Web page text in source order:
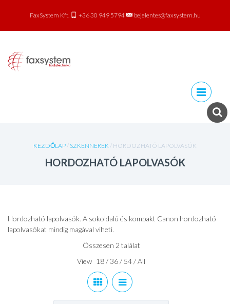
FaxSystem Kft. +36 30 949 5794 bejelentes@faxsystem.hu
Skip to
content
KEZDŐLAP/ SZKENNEREK/ HORDOZHATÓ LAPOLVASÓK
HORDOZHATÓ LAPOLVASÓK
Hordozható lapolvasók. A sokoldalú és kompakt Canon hordozható
lapolvasókat mindig magával viheti.
Összesen 2 találat
View 18/36/ 54/All